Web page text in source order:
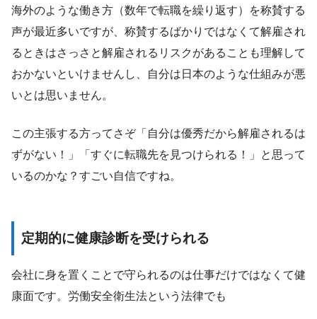
海外のような働き方（数年で転職を繰り返す）を称賛する
声が最近多いですが、称賛するばかりではなくて解雇され
るときはさっさと解雇されるリスクがあることも理解して
おかないといけませんし、自分は日本のような仕組みが悪
いとは思いません。
この主張する方ってさぞ「自分は優秀だから解雇されるは
ずがない！」「すぐに転職先を見つけられる！」と思って
いるのかな？すごい自信ですね。
定期的に健康診断を受けられる
会社に身を置くことで守られるのは仕事だけではなくて健
康面です。労働安全衛生法という法律でも